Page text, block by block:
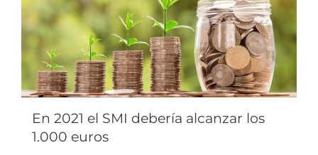
En 2021 el SMI debería alcanzar los
1.000 euros